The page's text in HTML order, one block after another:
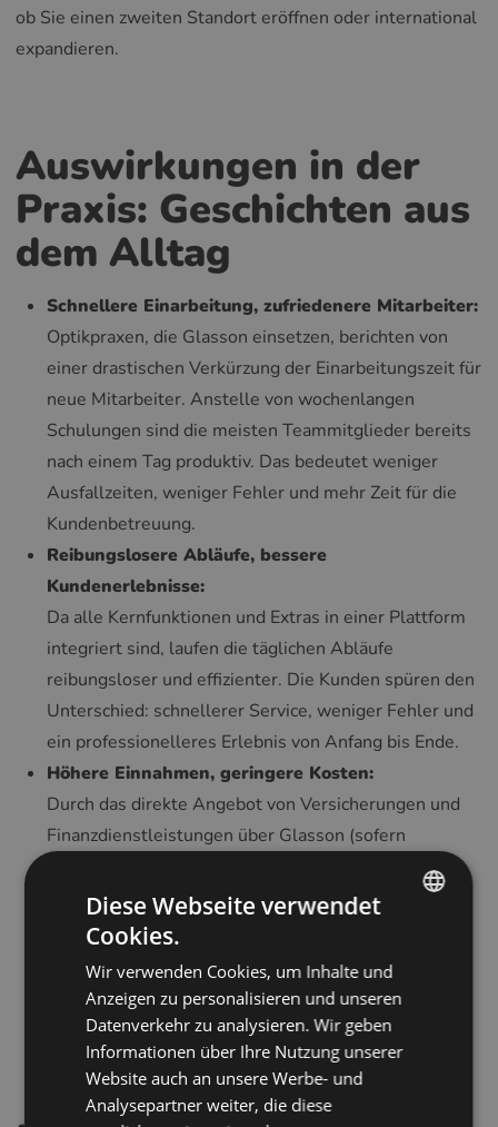
ob Sie einen zweiten Standort eröffnen oder international
expandieren.
Auswirkungen in der
Praxis: Geschichten aus
dem Alltag
Schnellere Einarbeitung, zufriedenere Mitarbeiter:
Optikpraxen, die Glasson einsetzen, berichten von
einer drastischen Verkürzung der Einarbeitungszeit für
neue Mitarbeiter. Anstelle von wochenlangen
Schulungen sind die meisten Teammitglieder bereits
nach einem Tag produktiv. Das bedeutet weniger
Ausfallzeiten, weniger Fehler und mehr Zeit für die
Kundenbetreuung.
Reibungslosere Abläufe, bessere
Kundenerlebnisse:
Da alle Kernfunktionen und Extras in einer Plattform
integriert sind, laufen die täglichen Abläufe
reibungsloser und effizienter. Die Kunden spüren den
Unterschied: schnellerer Service, weniger Fehler und
ein professionelleres Erlebnis von Anfang bis Ende.
Höhere Einnahmen, geringere Kosten:
Durch das direkte Angebot von Versicherungen und
Finanzdienstleistungen über Glasson (sofern
verfügbar) erzielen Praxen höhere durchschnittliche
Transaktionswerte und eine verbesserte
Kundenbindung – ohne den Aufwand und die Mühe,
diese Dienstleistungen manuell zu verwalten. Und
dank der transparenten Preisgestaltung bleibt den
Eigentümern mehr von dem, was sie verdienen.
POLISH
CZECH
GERMAN
SPANISH
Diese Webseite verwendet
Cookies.
Wir verwenden Cookies, um Inhalte und
Anzeigen zu personalisieren und unseren
Datenverkehr zu analysieren. Wir geben
Informationen über Ihre Nutzung unserer
Website auch an unsere Werbe- und
Analysepartner weiter, die diese